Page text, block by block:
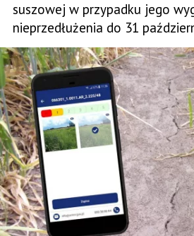
suszowej w przypadku jego
nieprzedłużenia do 31